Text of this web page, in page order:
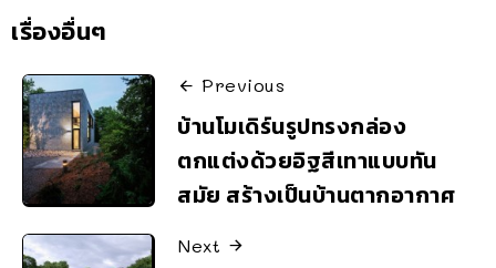
เรื่องอื่นๆ
Previous
บ้านโมเดิร์นรูปทรงกล่อง
ตกแต่งด้วยอิฐสีเทาแบบทัน
สมัย สร้างเป็นบ้านตากอากาศ
Next